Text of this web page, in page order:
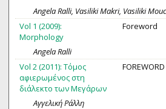
Angela Ralli, Vasiliki Makri, Vasiliki
Vol 1 (2009):
Morphology
Foreword
Angela Ralli
Vol 2 (2011): Τόμος
αφιερωμένος στη
διάλεκτο των Μεγάρων
FOREWORD
Αγγελική Ράλλη